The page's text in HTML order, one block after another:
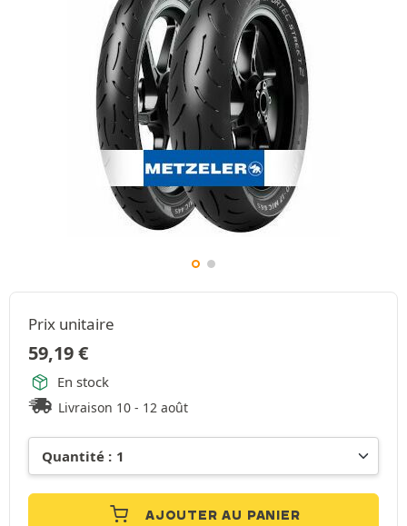
Prix unitaire
59,19€
En stock
Livraison 10 - 12 août
AJOUTER AU PANIER